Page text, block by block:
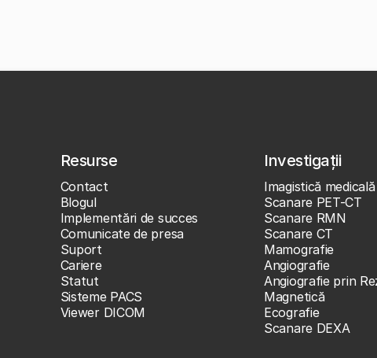
Resurse
Contact
Blogul
Implementări de succes
Comunicate de presa
Suport
Cariere
Statut
Sisteme PACS
Viewer DICOM
Investigații
Imagistică medicală
Scanare PET-CT
Scanare RMN
Scanare CT
Mamografie
Angiografie
Angiografie prin
Magnetică
Ecografie
Scanare DEXA